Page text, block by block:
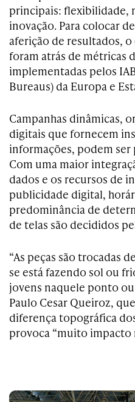
principais: flexibilidade,
inovação. Para colocar
aferição de resultados,
foram atrás de métricas
implementadas pelos
Bureaus) da Europa e
Campanhas dinâmicas,
digitais que fornecem
informações, podem ser
Com uma maior
dados e os recursos de
publicidade digital,
predominância de
de telas são decididos
“As peças são trocadas
se está fazendo sol ou
jovens naquele ponto
Paulo Cesar Queiroz,
diferença topográfica
provoca “muito impacto